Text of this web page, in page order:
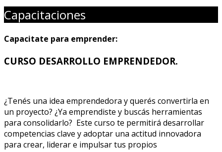
Capacitaciones
Capacitate para emprender:
CURSO DESARROLLO EMPRENDEDOR.
¿Tenés una idea emprendedora y querés convertirla en
un proyecto? ¿Ya emprendiste y buscás herramientas
para consolidarlo? Este curso te permitirá desarrollar
competencias clave y adoptar una actitud innovadora
para crear, liderar e impulsar tus propios